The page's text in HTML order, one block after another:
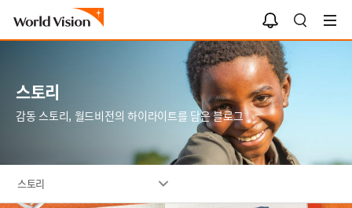
검
색
알
림
함
스토리
감동 스토리, 월드비전의 하이라이트를 담은 블로그
스토리